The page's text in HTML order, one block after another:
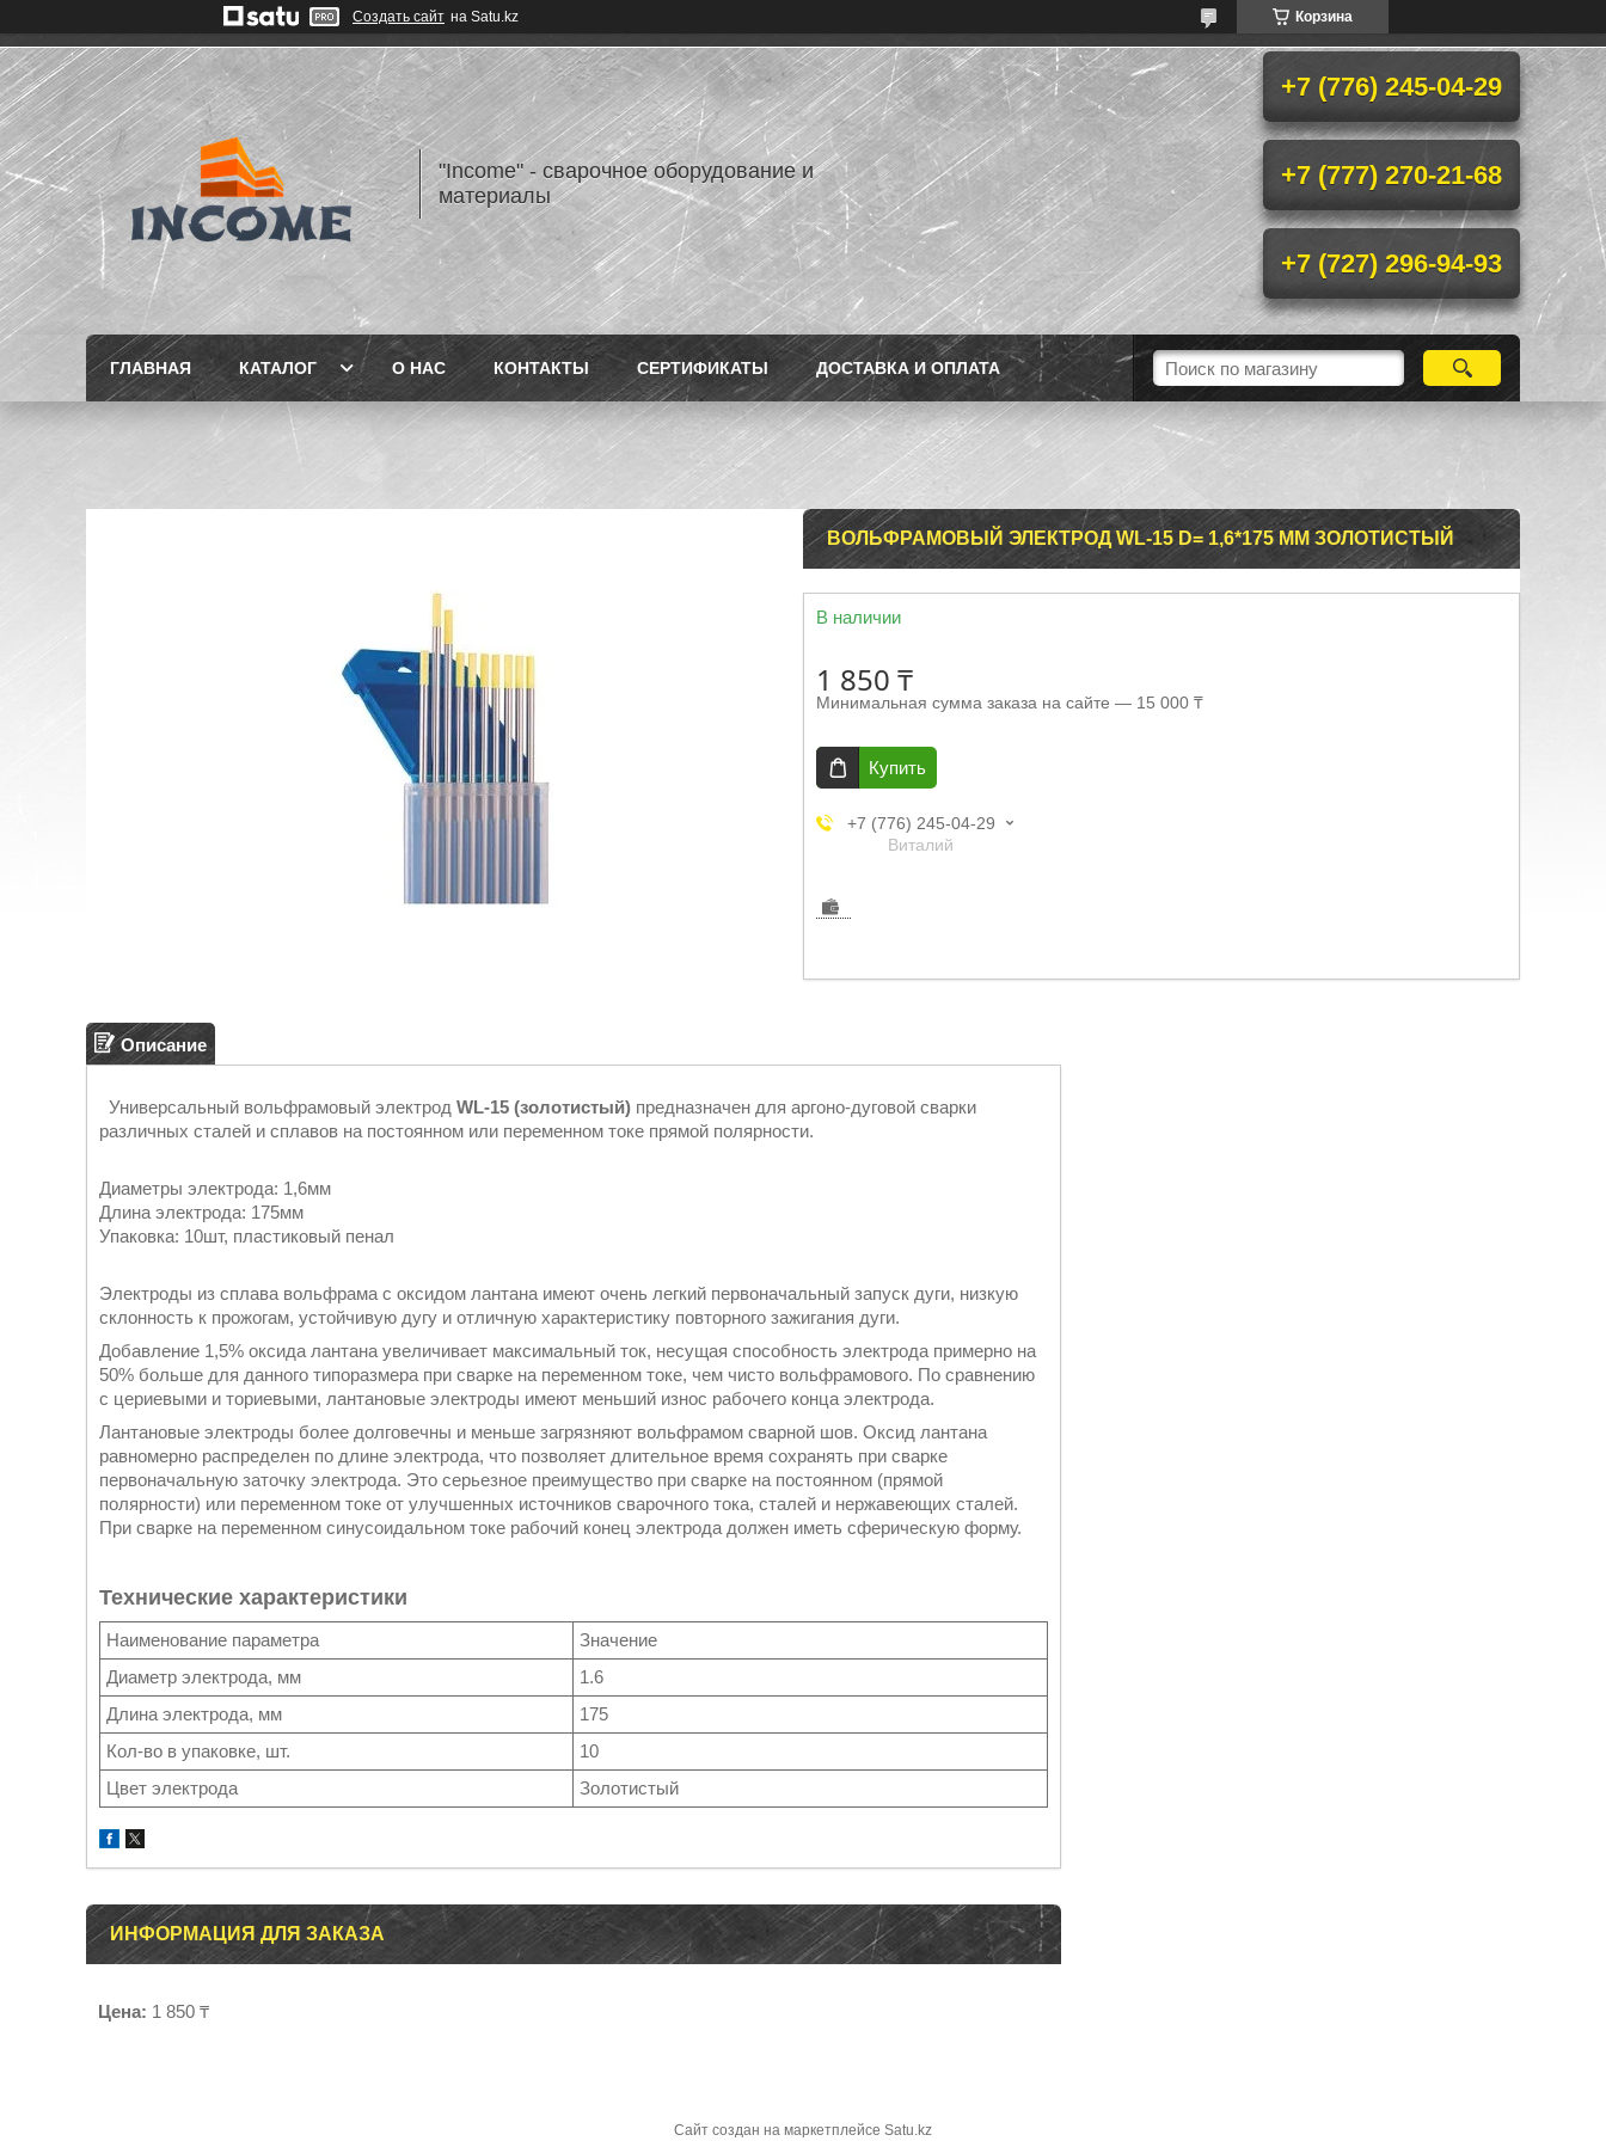
Создать сайт на Satu.kz Корзина
"Income" - сварочное оборудование и
материалы
+7 (776) 245-04-29
+7 (777) 270-21-68
+7 (727) 296-94-93
ГЛАВНАЯ КАТАЛОГ О НАС КОНТАКТЫ СЕРТИФИКАТЫ ДОСТАВКА И ОПЛАТА
ВОЛЬФРАМОВЫЙ ЭЛЕКТРОД WL-15 D= 1,6*175 MM ЗОЛОТИСТЫЙ
В наличии
1 850 ₸
Минимальная сумма заказа на сайте — 15 000 ₸
Купить
+7 (776) 245-04-29
Виталий
Описание
Универсальный вольфрамовый электрод WL-15 (золотистый) предназначен для аргоно-дуговой сварки
различных сталей и сплавов на постоянном или переменном токе прямой полярности.
Диаметры электрода: 1,6мм
Длина электрода: 175мм
Упаковка: 10шт, пластиковый пенал
Электроды из сплава вольфрама с оксидом лантана имеют очень легкий первоначальный запуск дуги, низкую
склонность к прожогам, устойчивую дугу и отличную характеристику повторного зажигания дуги.
Добавление 1,5% оксида лантана увеличивает максимальный ток, несущая способность электрода примерно на
50% больше для данного типоразмера при сварке на переменном токе, чем чисто вольфрамового. По сравнению
с цериевыми и ториевыми, лантановые электроды имеют меньший износ рабочего конца электрода.
Лантановые электроды более долговечны и меньше загрязняют вольфрамом сварной шов. Оксид лантана
равномерно распределен по длине электрода, что позволяет длительное время сохранять при сварке
первоначальную заточку электрода. Это серьезное преимущество при сварке на постоянном (прямой
полярности) или переменном токе от улучшенных источников сварочного тока, сталей и нержавеющих сталей.
При сварке на переменном синусоидальном токе рабочий конец электрода должен иметь сферическую форму.
Технические характеристики
Наименование параметра
Значение
Диаметр электрода, мм
1.6
Длина электрода, мм
175
Кол-во в упаковке, шт.
10
Цвет электрода
Золотистый
ИНФОРМАЦИЯ ДЛЯ ЗАКАЗА
Цена: 1 850 ₸
Сайт создан на маркетплейсе Satu.kz